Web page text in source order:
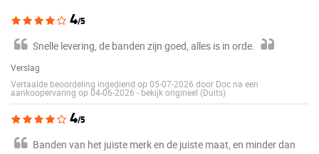
4/5
Snelle levering, de banden zijn goed, alles is in orde.
Verslag
Vertaalde beoordeling ingediend op 05-07-2026 door Doc na een
aankoopervaring op 04-06-2026 - bekijk origineel (Duits)
4/5
Banden van het juiste merk en de juiste maat, en minder dan